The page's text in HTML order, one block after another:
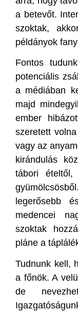
a betevőt.
szoktak,
példányok
Fontos
potenciális
a médiában
majd
ember
szeretett
vagy az
kirándulás
tábori
legerősebb
medencei
szoktak
pláne a
Tudnunk kell,
a főnök. A
de